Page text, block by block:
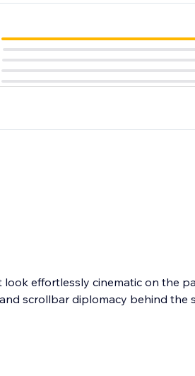
effortlessly cinematic on the
scrollbar diplomacy behind the